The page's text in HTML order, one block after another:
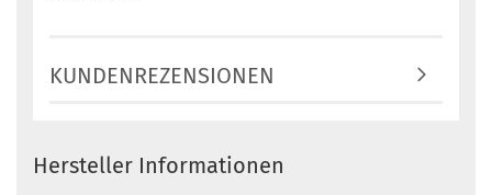
KUNDENREZENSIONEN
Hersteller Informationen